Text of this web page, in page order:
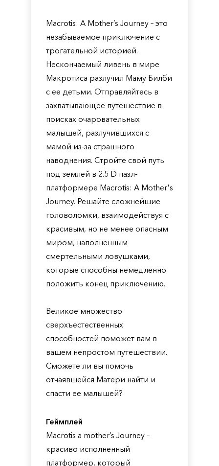
Macrotis: A Mother’s Journey – это
незабываемое приключение с
трогательной историей.
Нескончаемый ливень в мире
Макротиса разлучил Маму Билби
с ее детьми. Отправляйтесь в
захватывающее путешествие в
поисках очаровательных
малышей, разлучившихся с
мамой из-за страшного
наводнения. Стройте свой путь
под землей в 2.5 D пазл-
платформере Macrotis: A Mother's
Journey. Решайте сложнейшие
головоломки, взаимодействуя с
красивым, но не менее опасным
миром, наполненным
смертельными ловушками,
которые способны немедленно
положить конец приключению.
Великое множество
сверхъестественных
способностей поможет вам в
вашем непростом путешествии.
Сможете ли вы помочь
отчаявшейся Матери найти и
спасти ее малышей?
Геймплей
Macrotis a mother’s Journey –
красиво исполненный
платформер, который